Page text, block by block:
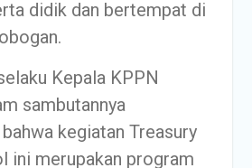
didik dan bertempat di
Kepala KPPN
sambutannya
kegiatan Treasury
ini merupakan program